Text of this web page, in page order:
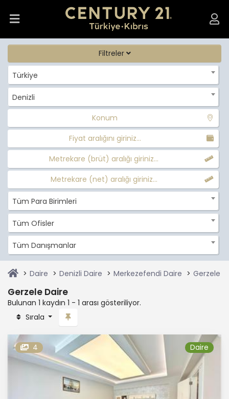
Filtreler
Türkiye
Denizli
Konum
Fiyat aralığını giriniz...
Metrekare (brüt) aralığı giriniz...
Metrekare (net) aralığı giriniz...
Tüm Para Birimleri
Tüm Ofisler
Tüm Danışmanlar
Daire Denizli Daire Merkezefendi Daire Gerzele
Gerzele Daire
Bulunan 1 kaydın 1 - 1 arası gösteriliyor.
Sırala
4 Daire